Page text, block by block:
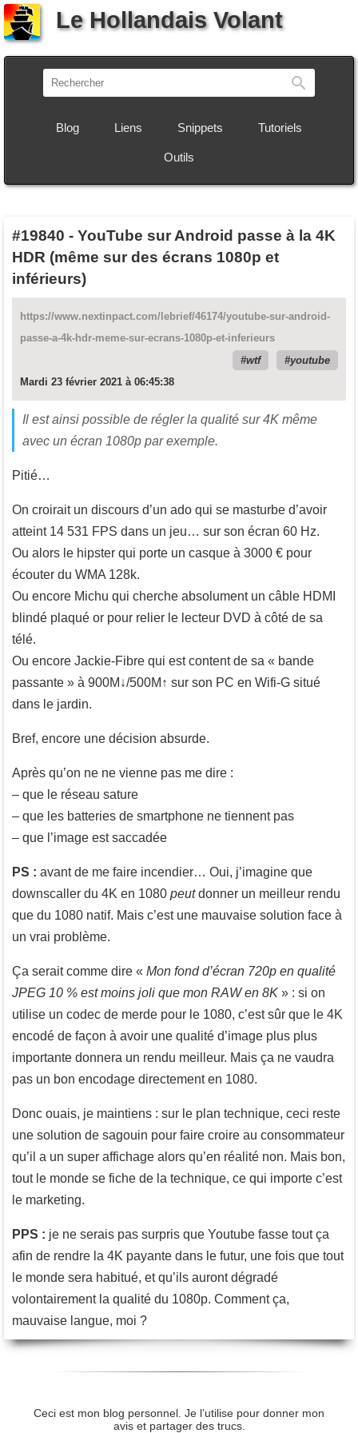
Le Hollandais Volant
Blog Liens Snippets Tutoriels
Outils
#19840 - YouTube sur Android passe à la 4K
HDR (même sur des écrans 1080p et
inférieurs)
https://www.nextinpact.com/lebrief/46174/youtube-sur-android-
passe-a-4k-hdr-meme-sur-ecrans-1080p-et-inferieurs
wtf
youtube
Mardi 23 février 2021 à 06:45:38
Il est ainsi possible de régler la qualité sur 4K même
avec un écran 1080p par exemple.
Pitié…
On croirait un discours d’un ado qui se masturbe d’avoir
atteint 14 531 FPS dans un jeu… sur son écran 60 Hz.
Ou alors le hipster qui porte un casque à 3000 € pour
écouter du WMA 128k.
Ou encore Michu qui cherche absolument un câble HDMI
blindé plaqué or pour relier le lecteur DVD à côté de sa
télé.
Ou encore Jackie-Fibre qui est content de sa « bande
passante » à 900M↓/500M↑ sur son PC en Wifi-G situé
dans le jardin.
Bref, encore une décision absurde.
Après qu’on ne ne vienne pas me dire :
– que le réseau sature
– que les batteries de smartphone ne tiennent pas
– que l’image est saccadée
PS : avant de me faire incendier… Oui, j’imagine que
downscaller du 4K en 1080 peutdonner un meilleur rendu
que du 1080 natif. Mais c’est une mauvaise solution face à
un vrai problème.
Ça serait comme dire « Mon fond d’écran 720p en qualité
JPEG 10 % est moins joli que mon RAW en 8K » : si on
utilise un codec de merde pour le 1080, c’est sûr que le 4K
encodé de façon à avoir une qualité d’image plus plus
importante donnera un rendu meilleur. Mais ça ne vaudra
pas un bon encodage directement en 1080.
Donc ouais, je maintiens : sur le plan technique, ceci reste
une solution de sagouin pour faire croire au consommateur
qu’il a un super affichage alors qu’en réalité non. Mais bon,
tout le monde se fiche de la technique, ce qui importe c’est
le marketing.
PPS : je ne serais pas surpris que Youtube fasse tout ça
afin de rendre la 4K payante dans le futur, une fois que tout
le monde sera habitué, et qu’ils auront dégradé
volontairement la qualité du 1080p. Comment ça,
mauvaise langue, moi ?
Ceci est mon blog personnel. Je l’utilise pour donner mon
avis et partager des trucs.